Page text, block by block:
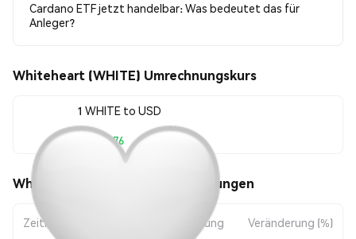
Cardano ETF jetzt handelbar: Was bedeutet das für
Anleger?
Whiteheart (WHITE) Umrechnungskurs
1 WHITE to USD
$2,694.76
Whiteheart (WHITE) Kursbewegungen
Zeitraum Betragsänderung Veränderung (%)